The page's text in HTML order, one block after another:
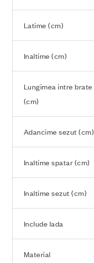
Latime (cm)
Inaltime (cm)
Lungimea intre brate
(cm)
Adancime sezut (cm)
Inaltime spatar (cm)
Inaltime sezut (cm)
Include lada
Material